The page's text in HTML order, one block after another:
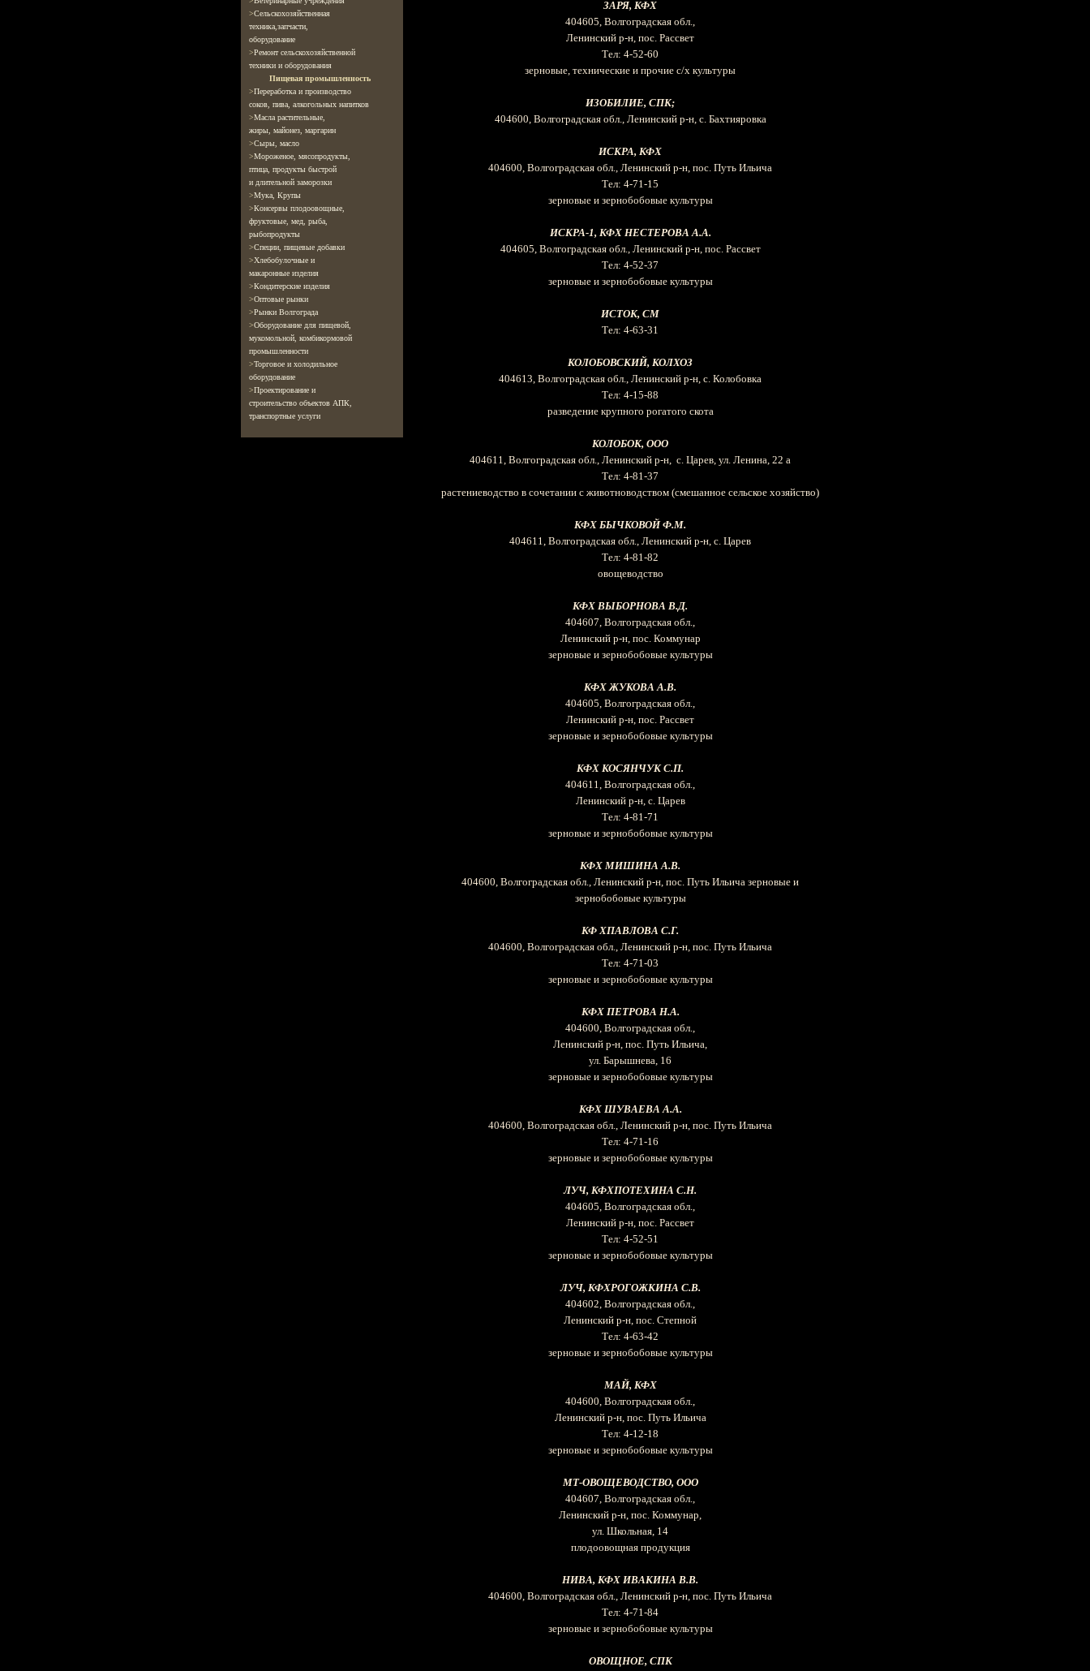
>Сельскохозяйственная
техника,запчасти,
оборудование
>Ремонт сельскохозяйственной
техники и оборудования
Пищевая промышленность
>Переработка и производство
соков, пива, алкогольных напитков
>Масла растительные,
жиры, майонез, маргарин
>Cыры, масло
>Мороженое, мясопродукты,
птица, продукты быстрой
и длительной заморозки
>Мука, Крупы
>Консервы плодоовощные,
фруктовые, мед, рыба,
рыбопродукты
>Специи, пищевые добавки
>Хлебобулочные и
макаронные изделия
>Кондитерские изделия
>Оптовые рынки
>Рынки Волгограда
>Оборудование для пищевой,
мукомольной, комбикормовой
промышленности
>Торговое и холодильное
оборудование
>Проектирование и
строительство объектов АПК,
транспортные услуги
ЗАРЯ, КФХ
404605, Волгоградская обл.,
Ленинский р-н, пос. Рассвет
Тел: 4-52-60
зерновые, технические и прочие с/х культуры
ИЗОБИЛИЕ, СПК;
404600, Волгоградская обл., Ленинский р-н, с. Бахтияровка
ИСКРА, КФХ
404600, Волгоградская обл., Ленинский р-н, пос. Путь Ильича
Тел: 4-71-15
зерновые и зернобобовые культуры
ИСКРА-1, КФХ НЕСТЕРОВА А.А.
404605, Волгоградская обл., Ленинский р-н, пос. Рассвет
Тел: 4-52-37
зерновые и зернобобовые культуры
ИСТОК, CM
Тел: 4-63-31
КОЛОБОВСКИЙ, КОЛХОЗ
404613, Волгоградская обл., Ленинский р-н, с. Колобовка
Тел: 4-15-88
разведение крупного рогатого скота
КОЛОБОК, ООО
404611, Волгоградская обл., Ленинский р-н, с. Царев, ул. Ленина, 22 а
Тел: 4-81-37
растениеводство в сочетании с животноводством (смешанное сельское хозяйство)
КФХ БЫЧКОВОЙ Ф.М.
404611, Волгоградская обл., Ленинский р-н, с. Царев
Тел: 4-81-82
овощеводство
КФХ ВЫБОРНОВА B.Д.
404607, Волгоградская обл.,
Ленинский р-н, пос. Коммунар
зерновые и зернобобовые культуры
КФХ ЖУКОВА А.В.
404605, Волгоградская обл.,
Ленинский р-н, пос. Рассвет
зерновые и зернобобовые культуры
КФХ КОСЯНЧУК С.П.
404611, Волгоградская обл.,
Ленинский р-н, с. Царев
Тел: 4-81-71
зерновые и зернобобовые культуры
КФХ МИШИНА А.В.
404600, Волгоградская обл., Ленинский р-н, пос. Путь Ильича зерновые и
зернобобовые культуры
КФ ХПАВЛОВА С.Г.
404600, Волгоградская обл., Ленинский р-н, пос. Путь Ильича
Тел: 4-71-03
зерновые и зернобобовые культуры
КФХ ПЕТРОВА Н.А.
404600, Волгоградская обл.,
Ленинский р-н, пос. Путь Ильича,
ул. Барышнева, 16
зерновые и зернобобовые культуры
КФХ ШУВАЕВА А.А.
404600, Волгоградская обл., Ленинский р-н, пос. Путь Ильича
Тел: 4-71-16
зерновые и зернобобовые культуры
ЛУЧ, КФХПОТЕХИНА С.Н.
404605, Волгоградская обл.,
Ленинский р-н, пос. Рассвет
Тел: 4-52-51
зерновые и зернобобовые культуры
ЛУЧ, КФХРОГОЖКИНА С.В.
404602, Волгоградская обл.,
Ленинский р-н, пос. Степной
Тел: 4-63-42
зерновые и зернобобовые культуры
МАЙ, КФХ
404600, Волгоградская обл.,
Ленинский р-н, пос. Путь Ильича
Тел: 4-12-18
зерновые и зернобобовые культуры
МТ-ОВОЩЕВОДСТВО, ООО
404607, Волгоградская обл.,
Ленинский р-н, пос. Коммунар,
ул. Школьная, 14
плодоовощная продукция
НИВА, КФХ ИВАКИНА В.В.
404600, Волгоградская обл., Ленинский р-н, пос. Путь Ильича
Тел: 4-71-84
зерновые и зернобобовые культуры
ОВОЩНОЕ, СПК